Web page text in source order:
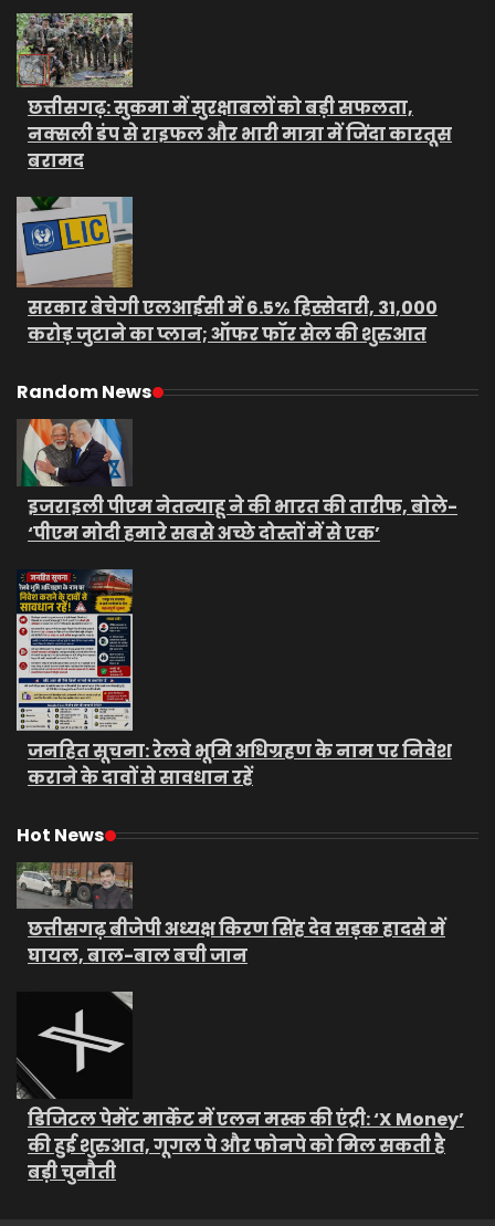
छत्तीसगढ़: सुकमा में सुरक्षाबलों को बड़ी सफलता,
नक्सली डंप से राइफल और भारी मात्रा में जिंदा कारतूस
बरामद
सरकार बेचेगी एलआईसी में 6.5% हिस्सेदारी, 31,000
करोड़ जुटाने का प्लान; ऑफर फॉर सेल की शुरुआत
Random News
इजराइली पीएम नेतन्याहू ने की भारत की तारीफ, बोले-
‘पीएम मोदी हमारे सबसे अच्छे दोस्तों में से एक’
जनहित सूचना: रेलवे भूमि अधिग्रहण के नाम पर निवेश
कराने के दावों से सावधान रहें
Hot News
छत्तीसगढ़ बीजेपी अध्यक्ष किरण सिंह देव सड़क हादसे में
घायल, बाल-बाल बची जान
डिजिटल पेमेंट मार्केट में एलन मस्क की एंट्री: ‘X Money’
की हुई शुरुआत, गूगल पे और फोनपे को मिल सकती है
बड़ी चुनौती